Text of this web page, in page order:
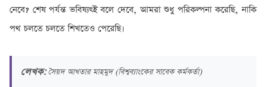
নেবে? শেষ পর্যন্ত ভবিষ্যৎই বলে দেবে, আমরা শুধু পরিকল্পনা করেছি, নাকি
পথ চলতে চলতে শিখতেও পেরেছি।
লেখক:সৈয়দ আখতার মাহমুদ (বিশ্বব্যাংকের সাবেক কর্মকর্তা)